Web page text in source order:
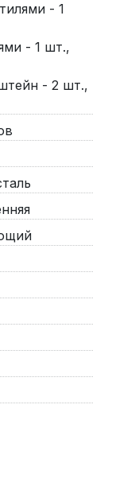
- 1
- 1 шт.,
- 2 шт.,